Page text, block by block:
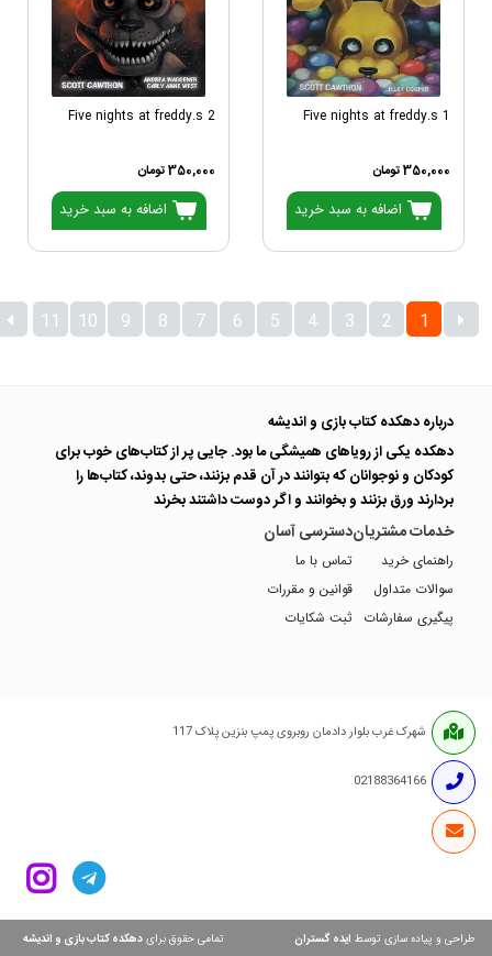
Five nights at freddy.s 1
350,000 تومان
اضافه به سبد خرید
Five nights at freddy.s 2
350,000 تومان
اضافه به سبد خرید
1
2
3
4
5
6
7
8
9
10
11
درباره دهکده کتاب بازی و اندیشه
دهکده یکی از رویاهای همیشگی ما بود. جایی پر از کتاب‌های خوب برای
کودکان و نوجوانان که بتوانند در آن قدم بزنند، حتی بدوند، کتاب‌ها را
بردارند ورق بزنند و بخوانند و اگر دوست داشتند بخرند
خدمات مشتریان
راهنمای خرید
سوالات متداول
پیگیری سفارشات
دسترسی آسان
تماس با ما
قوانین و مقررات
ثبت شکایات
شهرک غرب بلوار دادمان روبروی پمپ بنزین پلاک 117
02188364166
طراحی و پیاده سازی توسط ایده گستران تمامی حقوق برایدهکده کتاب بازی و اندیشه